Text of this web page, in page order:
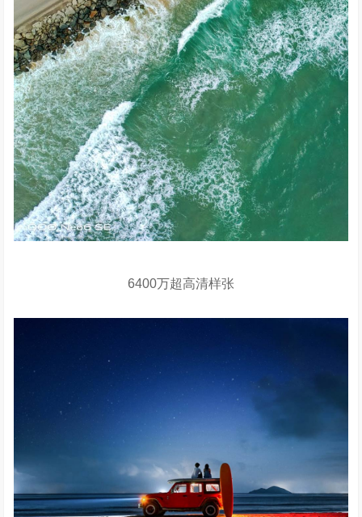
6400万超高清样张